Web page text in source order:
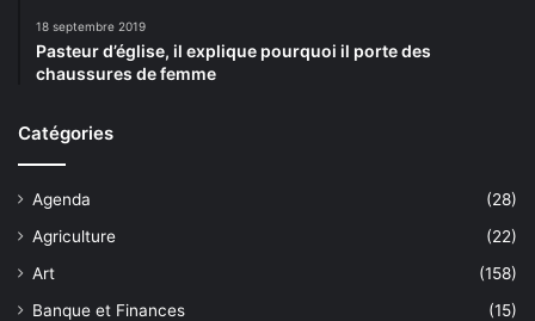
18 septembre 2019
Pasteur d’église, il explique pourquoi il porte des
chaussures de femme
Catégories
Agenda
(28)
Agriculture
(22)
Art
(158)
Banque et Finances
(15)